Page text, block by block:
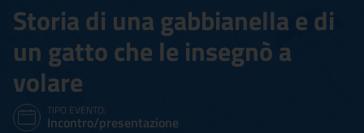
Storia di una gabbianella e di
un gatto che le insegnò a
volare
TIPO EVENTO:
Incontro/presentazione